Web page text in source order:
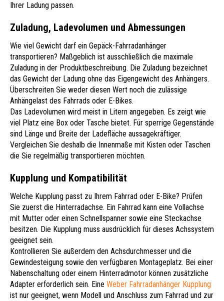
Ihrer Ladung passen.
Zuladung, Ladevolumen und Abmessungen
Wie viel Gewicht darf ein Gepäck-Fahrradanhänger
transportieren? Maßgeblich ist ausschließlich die maximale
Zuladung in der Produktbeschreibung. Die Zuladung bezeichnet
das Gewicht der Ladung ohne das Eigengewicht des Anhängers.
Überschreiten Sie weder diesen Wert noch die zulässige
Anhängelast des Fahrrads oder E-Bikes.
Das Ladevolumen wird meist in Litern angegeben. Es zeigt wie
viel Platz eine Box oder Tasche bietet. Für sperrige Gegenstände
sind Länge und Breite der Ladefläche aussagekräftiger.
Vergleichen Sie deshalb die Innenmaße mit Kisten oder Taschen
die Sie regelmäßig transportieren möchten.
Kupplung und Kompatibilität
Welche Kupplung passt zu Ihrem Fahrrad oder E-Bike? Prüfen
Sie zuerst die Hinterradachse. Ein Fahrrad kann eine Vollachse
mit Mutter oder einen Schnellspanner sowie eine Steckachse
besitzen. Die Kupplung muss ausdrücklich für dieses Achssystem
geeignet sein.
Kontrollieren Sie außerdem den Achsdurchmesser und die
Gewindesteigung sowie den verfügbaren Montageplatz. Bei einer
Nabenschaltung oder einem Hinterradmotor können zusätzliche
Adapter erforderlich sein. Eine Weber Fahrradanhänger Kupplung
ist nur geeignet, wenn Modell und Anschluss zum Fahrrad und zur